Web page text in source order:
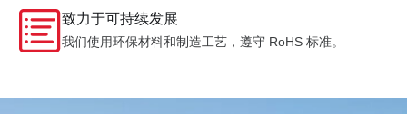
致力于可持续发展
我们使用环保材料和制造工艺，遵守 RoHS 标准。